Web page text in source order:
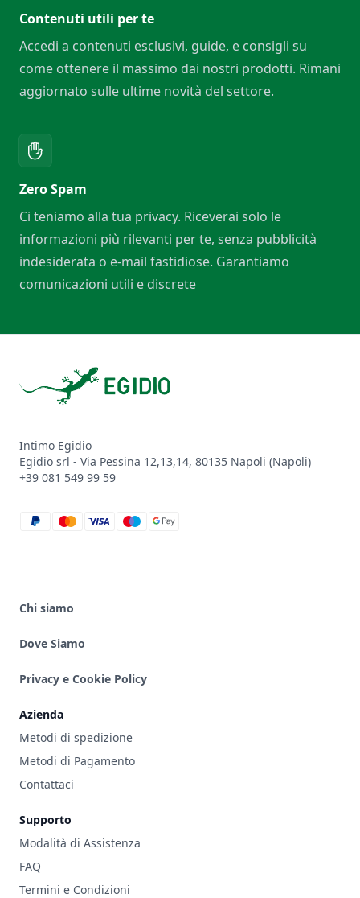
Contenuti utili per te
Accedi a contenuti esclusivi, guide, e consigli su
come ottenere il massimo dai nostri prodotti. Rimani
aggiornato sulle ultime novità del settore.
Zero Spam
Ci teniamo alla tua privacy. Riceverai solo le
informazioni più rilevanti per te, senza pubblicità
indesiderata o e-mail fastidiose. Garantiamo
comunicazioni utili e discrete
Intimo Egidio
Egidio srl - Via Pessina 12,13,14, 80135 Napoli (Napoli)
+39 081 549 99 59
paypal
mastercard
visa
maestro
google_pay
Chi siamo
Dove Siamo
Privacy e Cookie Policy
Azienda
Metodi di spedizione
Metodi di Pagamento
Contattaci
Supporto
Modalità di Assistenza
FAQ
Termini e Condizioni